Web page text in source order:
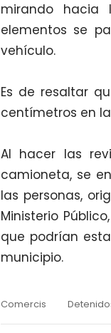
mirando hacia
elementos se
vehículo.
Es de resaltar
centímetros en
Al hacer las
camioneta, se
las personas,
Ministerio
que podrían
municipio.
Comercis